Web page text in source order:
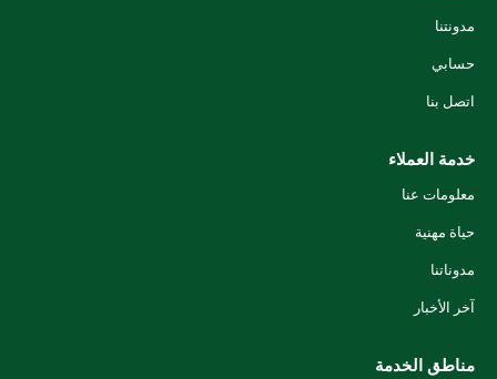
مدونتنا
حسابي
اتصل بنا
خدمة العملاء
معلومات عنا
حياة مهنية
مدوناتنا
آخر الأخبار
مناطق الخدمة